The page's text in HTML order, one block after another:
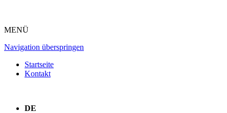
MENÜ
Navigation überspringen
Startseite
Kontakt
DE